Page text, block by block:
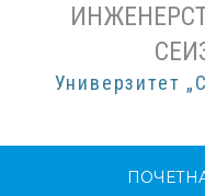
Универзитет